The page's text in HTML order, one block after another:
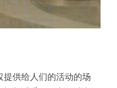
提供给人们的活动的场